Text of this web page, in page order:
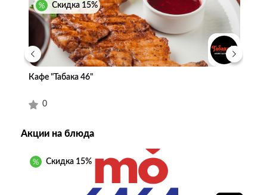
Скидка 15%
Кафе "Табака 46"
0
Акции на блюда
Скидка 15%